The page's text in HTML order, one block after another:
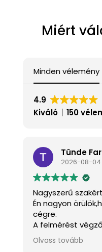
Miért
Minden vélemény
4.9
Kiváló
150
Tünde
2026-08-04
Nagyszerű
Én nagyon
cégre.
A felmérést
kedves és
szakemberek
Olvass tovább